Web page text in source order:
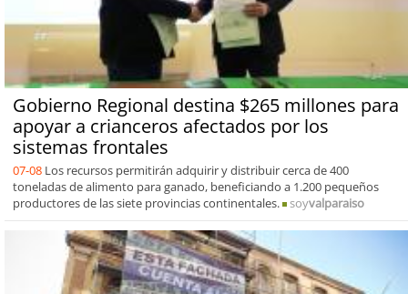
Gobierno Regional destina $265 millones para
apoyar a crianceros afectados por los
sistemas frontales
07-08 Los recursos permitirán adquirir y distribuir cerca de 400
toneladas de alimento para ganado, beneficiando a 1.200 pequeños
productores de las siete provincias continentales.
soyvalparaiso